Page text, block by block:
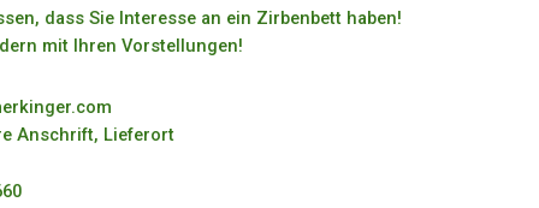
dass Sie Interesse an ein Zirbenbett haben!
mit Ihren Vorstellungen!
Anschrift, Lieferort